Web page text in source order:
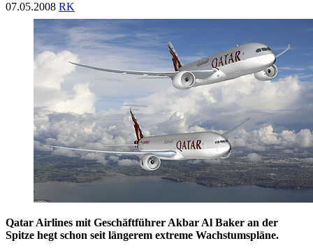
07.05.2008 RK
Qatar Airlines mit Geschäftführer Akbar Al Baker an der
Spitze hegt schon seit längerem extreme Wachstumspläne.